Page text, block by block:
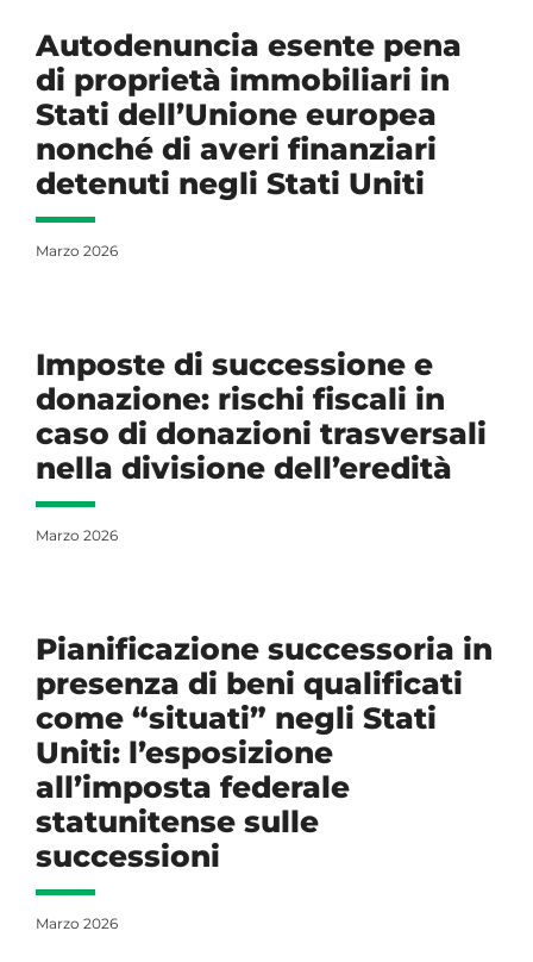
Autodenuncia esente pena
di proprietà immobiliari in
Stati dell’Unione europea
nonché di averi finanziari
detenuti negli Stati Uniti
Marzo 2026
Imposte di successione e
donazione: rischi fiscali in
caso di donazioni trasversali
nella divisione dell’eredità
Marzo 2026
Pianificazione successoria in
presenza di beni qualificati
come “situati” negli Stati
Uniti: l’esposizione
all’imposta federale
statunitense sulle
successioni
Marzo 2026